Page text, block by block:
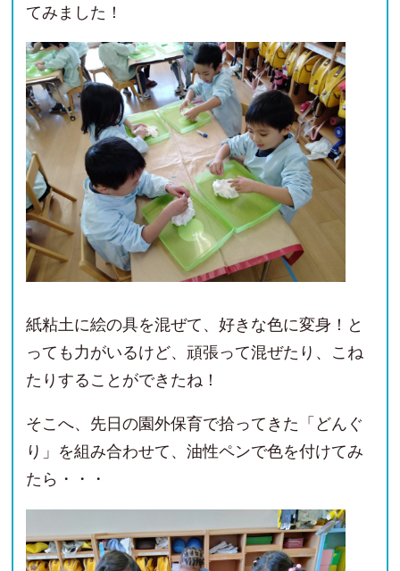
てみました！
紙粘土に絵の具を混ぜて、好きな色に変身！と
っても力がいるけど、頑張って混ぜたり、こね
たりすることができたね！
そこへ、先日の園外保育で拾ってきた「どんぐ
り」を組み合わせて、油性ペンで色を付けてみ
たら・・・